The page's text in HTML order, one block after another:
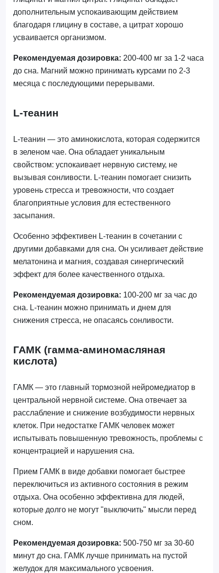
дополнительным успокаивающим действием
благодаря глицину в составе, а цитрат хорошо
усваивается организмом.
Рекомендуемая дозировка: 200-400 мг за 1-2 часа
до сна. Магний можно принимать курсами по 2-3
месяца с последующими перерывами.
L-теанин
L-теанин — это аминокислота, которая содержится
в зеленом чае. Она обладает уникальным
свойством: успокаивает нервную систему, не
вызывая сонливости. L-теанин помогает снизить
уровень стресса и тревожности, что создает
благоприятные условия для естественного
засыпания.
Особенно эффективен L-теанин в сочетании с
другими добавками для сна. Он усиливает действие
мелатонина и магния, создавая синергический
эффект для более качественного отдыха.
Рекомендуемая дозировка: 100-200 мг за час до
сна. L-теанин можно принимать и днем для
снижения стресса, не опасаясь сонливости.
ГАМК (гамма-аминомасляная
кислота)
ГАМК — это главный тормозной нейромедиатор в
центральной нервной системе. Она отвечает за
расслабление и снижение возбудимости нервных
клеток. При недостатке ГАМК человек может
испытывать повышенную тревожность, проблемы с
концентрацией и нарушения сна.
Прием ГАМК в виде добавки помогает быстрее
переключиться из активного состояния в режим
отдыха. Она особенно эффективна для людей,
которые долго не могут "выключить" мысли перед
сном.
Рекомендуемая дозировка: 500-750 мг за 30-60
минут до сна. ГАМК лучше принимать на пустой
желудок для максимального усвоения.